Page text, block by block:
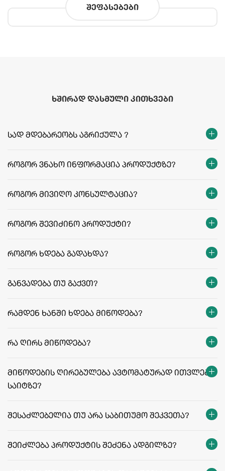
შეფასებები
ხშირად დასმული კითხვები
სად მდებარეობს აგრიქულა ?
როგორ ვნახო ინფორმაცია პროდუქტზე?
როგორ მივიღო კონსულტაცია?
როგორ შევიძინო პროდუქტი?
როგორ ხდება გადახდა?
განვადება თუ გაქვთ?
რამდენ ხანში ხდება მიწოდება?
რეგიონები:
რა ღირს მიწოდება?
მიწოდების ღირებულება ავტომატურად ითვლება
საიტზე?
შესაძლებელია თუ არა საბითუმო შეკვეთა?
შეიძლება პროდუქტის შეძენა ადგილზე?